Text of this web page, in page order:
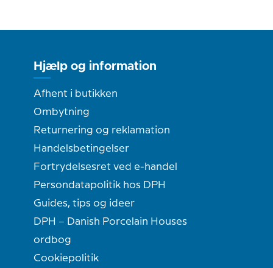
Hjælp og information
Afhent i butikken
Ombytning
Returnering og reklamation
Handelsbetingelser
Fortrydelsesret ved e-handel
Persondatapolitik hos DPH
Guides, tips og ideer
DPH – Danish Porcelain Houses
ordbog
Cookiepolitik